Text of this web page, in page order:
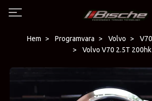
Hem Programvara Volvo
Volvo V70 2.5T 200hk